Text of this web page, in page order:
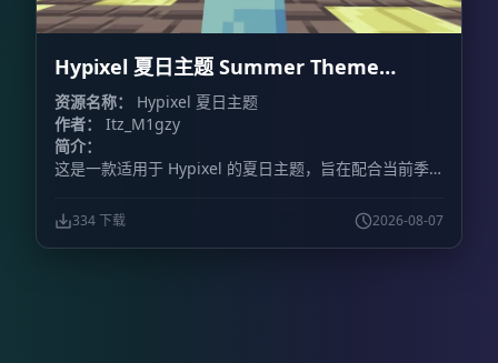
Hypixel 夏日主题 Summer Theme
Hypixel
资源名称：
Hypixel 夏日主题
作者：
Itz_M1gzy
简介：
这是一款适用于 Hypixel 的夏日主题，旨在配合当前季
334 下载 2026-08-07